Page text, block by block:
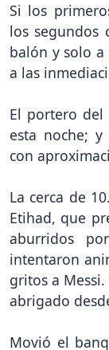
Si los
los segundos
balón y solo
a las
El portero del
esta noche;
con
La cerca de
Etihad, que
aburridos
intentaron
gritos a
abrigado
Movió el